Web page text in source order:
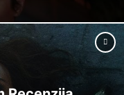
ROMANCE SCI-FI
ZANIMLJIVOSTI